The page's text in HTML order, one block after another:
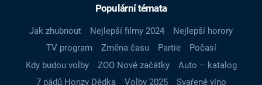
Populární témata
Jak zhubnout Nejlepší filmy 2024
Nejlepší horory
TV program
Změna času Partie
Počasí
Kdy budou volby
ZOO Nové začátky
Auto – katalog
7 pádů Honzy Dědka
Volby 2025
Svařené víno